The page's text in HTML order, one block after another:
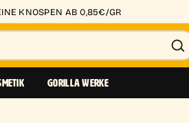
ZUFRIEDENE KUNDEN
GORILLA WERKE